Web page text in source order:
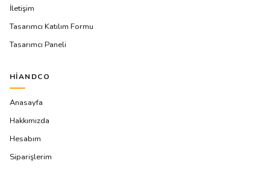
İletişim
Tasarımcı Katılım Formu
Tasarımcı Paneli
HIANDCO
Anasayfa
Hakkımızda
Hesabım
Siparişlerim